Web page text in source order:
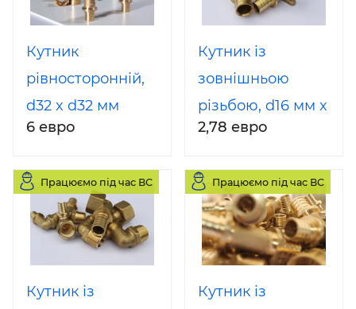
Кутник
рівносторонній,
d32 x d32 мм
Heat-Pex
6 евро
Кутник із
зовнішньою
різьбою, d16 мм x
G ½` Heat-Pex
Украина)
2,78 евро
Працюємо під час ВС
Кутник із
Працюємо під час ВС
Кутник із